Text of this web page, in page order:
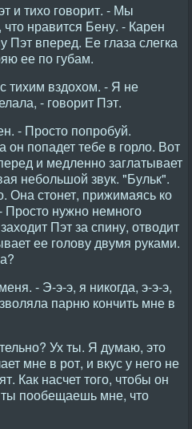
и тихо говорит. - Мы
нравится Бену. - Карен
Пэт вперед. Ее глаза слегка
ее по губам.
тихим вздохом. - Я не
- говорит Пэт.
- Просто попробуй.
он попадет тебе в горло. Вот
и медленно заглатывает
небольшой звук. "Бульк".
Она стонет, прижимаясь ко
Просто нужно немного
Пэт за спину, отводит
ее голову двумя руками.
- Э-э-э, я никогда, э-э-э,
парню кончить мне в
Ух ты. Я думаю, это
мне в рот, и вкус у него не
Как насчет того, чтобы он
ты пообещаешь мне, что